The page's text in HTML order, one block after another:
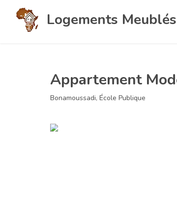
Logements Meublés
Appartement
Bonamoussadi, École Publique